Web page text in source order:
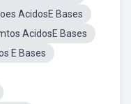
AcidosE Bases
AcidosE Bases
E Bases